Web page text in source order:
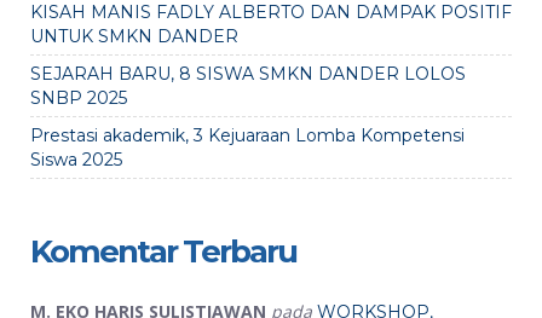
KISAH MANIS FADLY ALBERTO DAN DAMPAK POSITIF
UNTUK SMKN DANDER
SEJARAH BARU, 8 SISWA SMKN DANDER LOLOS
SNBP 2025
Prestasi akademik, 3 Kejuaraan Lomba Kompetensi
Siswa 2025
Komentar Terbaru
M. EKO HARIS SULISTIAWAN pada WORKSHOP,